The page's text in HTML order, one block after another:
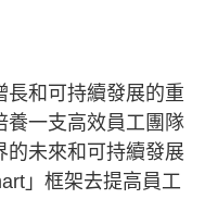
長和可持續發展的重
養一支高效員工團隊
的未來和可持續發展
」框架去提高員工